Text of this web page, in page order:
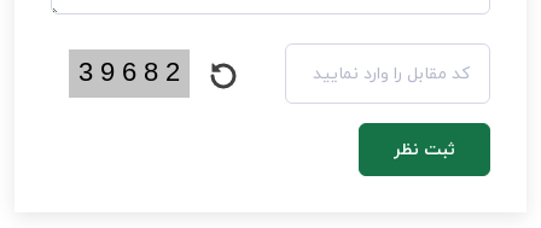
ثبت نظر